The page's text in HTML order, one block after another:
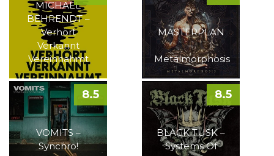
MICHAEL
BEHRENDT –
Verhört
Verkannt
Vereinnahmt
MASTERPLAN
–
Metalmorphosis
VOMITS –
Synchro!
8.5
BLACK TUSK –
Systems Of
8.5